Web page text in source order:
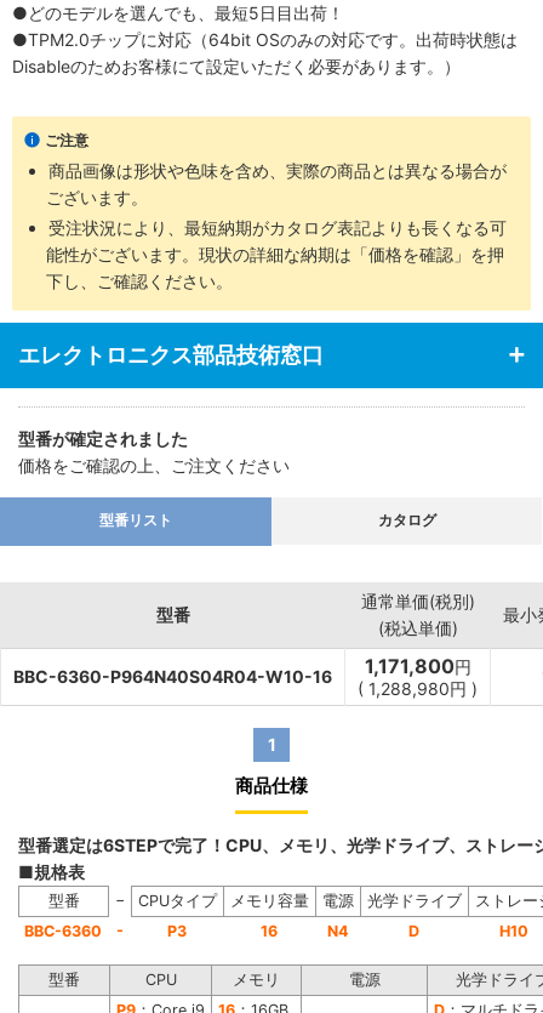
●どのモデルを選んでも、最短5日目出荷！
●TPM2.0チップに対応（64bit OSのみの対応です。出荷時状態は
Disableのためお客様にて設定いただく必要があります。）
ご注意
商品画像は形状や色味を含め、実際の商品とは異なる場合が
ございます。
受注状況により、最短納期がカタログ表記よりも長くなる可
能性がございます。現状の詳細な納期は「価格を確認」を押
下し、ご確認ください。
エレクトロニクス部品技術窓口
型番が確定されました
価格をご確認の上、ご注文ください
型番リスト カタログ
型番
通常単価(税別)
(税込単価)
最小
BBC-6360-P964N40S04R04-W10-16 1,171,800円
( 1,288,980円 )
1
商品仕様
型番選定は6STEPで完了！CPU、メモリ、光学ドライブ、ストレ
■規格表
型番 − CPUタイプ メモリ容量 電源 光学ドライブ
ストレー
BBC-6360
- P3 16 N4 D H10
型番 CPU メモリ 電源
光学ドライ